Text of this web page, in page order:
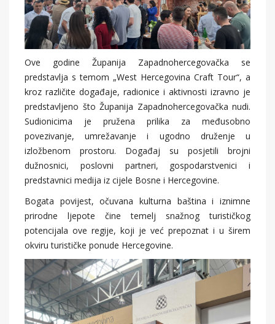
Ove godine Županija Zapadnohercegovačka se
predstavlja s temom „West Hercegovina Craft Tour“, a
kroz različite događaje, radionice i aktivnosti izravno je
predstavljeno što Županija Zapadnohercegovačka nudi.
Sudionicima je pružena prilika za međusobno
povezivanje, umrežavanje i ugodno druženje u
izložbenom prostoru. Događaj su posjetili brojni
dužnosnici, poslovni partneri, gospodarstvenici i
predstavnici medija iz cijele Bosne i Hercegovine.
Bogata povijest, očuvana kulturna baština i iznimne
prirodne ljepote čine temelj snažnog turističkog
potencijala ove regije, koji je već prepoznat i u širem
okviru turističke ponude Hercegovine.